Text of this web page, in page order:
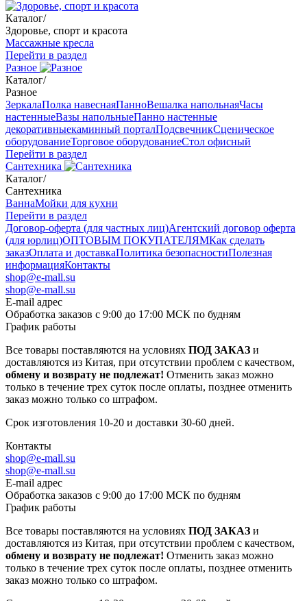
Каталог/
Здоровье, спорт и красота
Массажные кресла
Перейти в раздел
Разное
Каталог/
Разное
ЗеркалаПолка навеснаяПанноВешалка напольнаяЧасы
настенныеВазы напольныеПанно настенные
декоративныекаминный порталПодсвечникСценическое
оборудованиеТорговое оборудованиеСтол офисный
Перейти в раздел
Сантехника
Каталог/
Сантехника
ВаннаМойки для кухни
Перейти в раздел
Договор-оферта (для частных лиц)Агентский договор оферта
(для юрлиц)ОПТОВЫМ ПОКУПАТЕЛЯМКак сделать
заказОплата и доставкаПолитика безопасностиПолезная
информацияКонтакты
shop@e-mall.su
shop@e-mall.su
E-mail адрес
Обработка заказов с 9:00 до 17:00 МСК по будням
График работы
Все товары поставляются на условиях ПОД ЗАКАЗ и
доставляются из Китая, при отсутствии проблем с качеством,
обмену и возврату не подлежат! Отменить заказ можно
только в течение трех суток после оплаты, позднее отменить
заказ можно только со штрафом.
Срок изготовления 10-20 и доставки 30-60 дней.
Контакты
shop@e-mall.su
shop@e-mall.su
E-mail адрес
Обработка заказов с 9:00 до 17:00 МСК по будням
График работы
Все товары поставляются на условиях ПОД ЗАКАЗ и
доставляются из Китая, при отсутствии проблем с качеством,
обмену и возврату не подлежат! Отменить заказ можно
только в течение трех суток после оплаты, позднее отменить
заказ можно только со штрафом.